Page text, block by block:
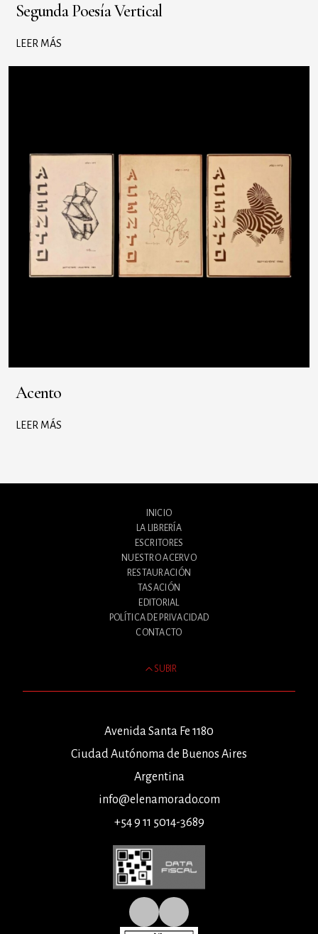
Segunda Poesía Vertical
LEER MÁS
Acento
LEER MÁS
INICIO
LA LIBRERÍA
ESCRITORES
NUESTRO ACERVO
RESTAURACIÓN
TASACIÓN
EDITORIAL
POLÍTICA DE PRIVACIDAD
CONTACTO
SUBIR
Avenida Santa Fe 1180
Ciudad Autónoma de Buenos Aires
Argentina
info@elenamorado.com
+54 9 11 5014-3689